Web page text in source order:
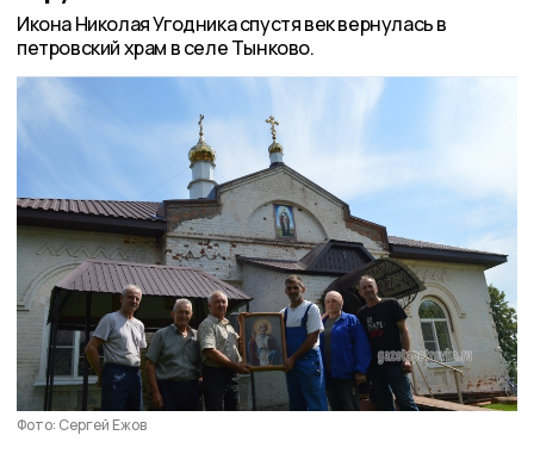
Икона Николая Угодника спустя век вернулась в
петровский храм в селе Тынково.
Фото: Сергей Ежов